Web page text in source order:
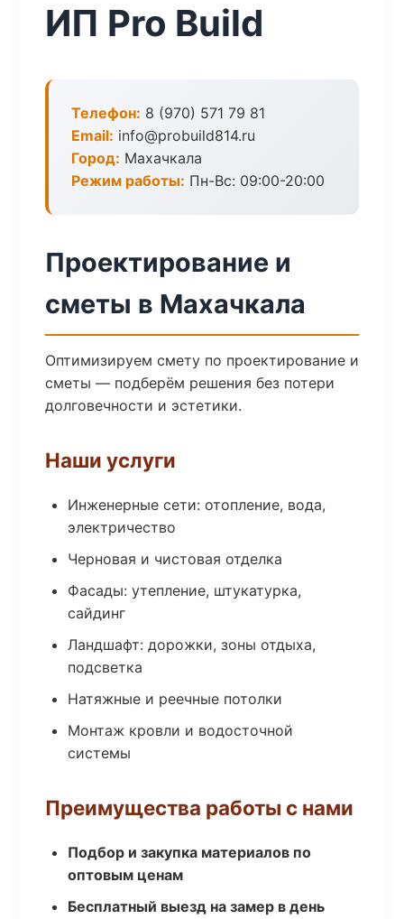
ИП Pro Build
Телефон: 8 (970) 571 79 81
Email: info@probuild814.ru
Город: Махачкала
Режим работы: Пн-Вс: 09:00-20:00
Проектирование и
сметы в Махачкала
Оптимизируем смету по проектирование и
сметы — подберём решения без потери
долговечности и эстетики.
Наши услуги
Инженерные сети: отопление, вода,
электричество
Черновая и чистовая отделка
Фасады: утепление, штукатурка,
сайдинг
Ландшафт: дорожки, зоны отдыха,
подсветка
Натяжные и реечные потолки
Монтаж кровли и водосточной
системы
Преимущества работы с нами
Подбор и закупка материалов по
оптовым ценам
Бесплатный выезд на замер в день